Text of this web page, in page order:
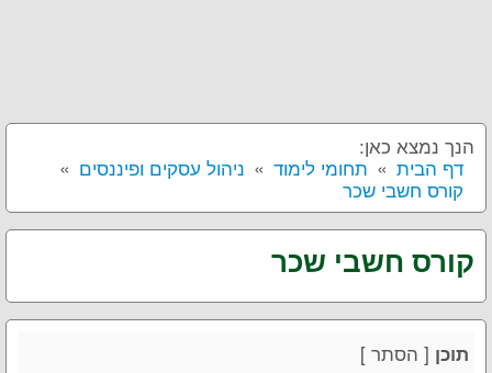
הנך נמצא כאן:
דף הבית
תחומי לימוד
ניהול עסקים ופיננסים
קורס חשבי שכר
קורס חשבי שכר
תוכן [ הסתר ]